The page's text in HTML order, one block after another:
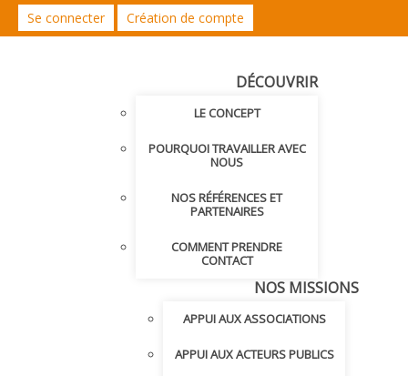
Se connecter Création de compte
DÉCOUVRIR
LE CONCEPT
POURQUOI TRAVAILLER AVEC
NOUS
NOS RÉFÉRENCES ET
PARTENAIRES
COMMENT PRENDRE
CONTACT
NOS MISSIONS
APPUI AUX ASSOCIATIONS
APPUI AUX ACTEURS PUBLICS